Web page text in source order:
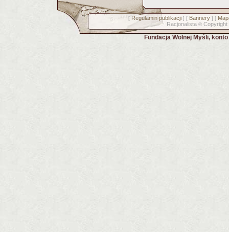
[ Regulamin publikacji] [ Bannery] [
Racjonalista © Copyright
Fundacja Wolnej Myśli,